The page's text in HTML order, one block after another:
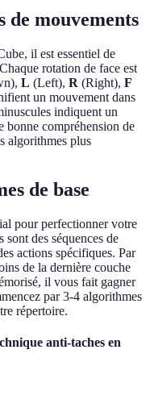
de mouvements
il est essentiel de
rotation de face est
L (Left), R (Right), F
un mouvement dans
indiquent un
bonne compréhension de
algorithmes plus
de base
pour perfectionner votre
des séquences de
actions spécifiques. Par
de la dernière couche
il vous fait gagner
par 3-4 algorithmes
répertoire.
anti-taches en